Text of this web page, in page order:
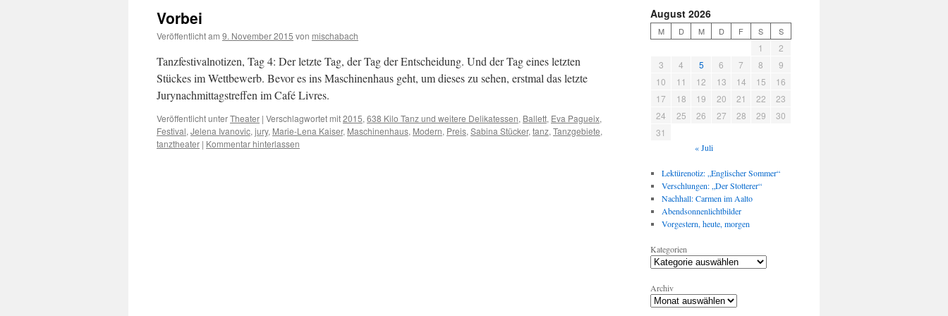
Vorbei
Veröffentlicht am 9. November 2015 von mischabach
Tanzfestivalnotizen, Tag 4: Der letzte Tag, der Tag der Entscheidung. Und der Tag eines letzten
Stückes im Wettbewerb. Bevor es ins Maschinenhaus geht, um dieses zu sehen, erstmal das letzte
Jurynachmittagstreffen im Café Livres.
Veröffentlicht unterTheater | Verschlagwortet mit2015, 638 Kilo Tanz und weitere Delikatessen, Ballett, Eva Pagueix,
Festival, Jelena Ivanovic, jury, Marie-Lena Kaiser, Maschinenhaus, Modern, Preis, Sabina Stücker, tanz, Tanzgebiete,
tanztheater | Kommentar hinterlassen
August 2026
M D M D F S S
1
2
3
4 5 6 7 8
9
10
11 12 13 14 15
16
17
18 19 20 21 22
23
24
25 26 27 28 29
30
31
« Juli
Lektürenotiz: „Englischer Sommer“
Verschlungen: „Der Stotterer“
Nachhall: Carmen im Aalto
Abendsonnenlichtbilder
Vorgestern, heute, morgen
Kategorien
Archiv